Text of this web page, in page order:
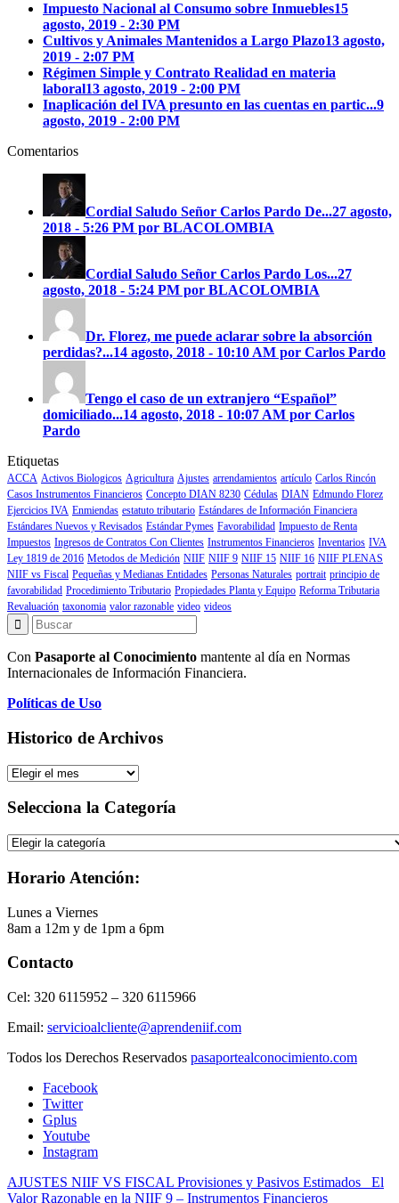
Impuesto Nacional al Consumo sobre Inmuebles15
agosto, 2019 - 2:30 PM
Cultivos y Animales Mantenidos a Largo Plazo13 agosto,
2019 - 2:07 PM
Régimen Simple y Contrato Realidad en materia
laboral13 agosto, 2019 - 2:00 PM
Inaplicación del IVA presunto en las cuentas en partic...9
agosto, 2019 - 2:00 PM
Comentarios
Cordial Saludo Señor Carlos Pardo De...27 agosto,
2018 - 5:26 PM por BLACOLOMBIA
Cordial Saludo Señor Carlos Pardo Los...27
agosto, 2018 - 5:24 PM por BLACOLOMBIA
Dr. Florez, me puede aclarar sobre la absorción
perdidas?...14 agosto, 2018 - 10:10 AM por Carlos Pardo
Tengo el caso de un extranjero “Español”
domiciliado...14 agosto, 2018 - 10:07 AM por Carlos
Pardo
Etiquetas
ACCA Activos Biologicos Agricultura Ajustes arrendamientos artículo Carlos Rincón
Casos Instrumentos Financieros Concepto DIAN 8230 Cédulas DIAN Edmundo Florez
Ejercicios IVA Enmiendas estatuto tributario Estándares de Información Financiera
Estándares Nuevos y Revisados Estándar Pymes Favorabilidad Impuesto de Renta
Impuestos Ingresos de Contratos Con Clientes Instrumentos Financieros Inventarios IVA
Ley 1819 de 2016 Metodos de Medición NIIF NIIF 9 NIIF 15 NIIF 16 NIIF PLENAS
NIIF vs Fiscal Pequeñas y Medianas Entidades Personas Naturales portrait principio de
favorabilidad Procedimiento Tributario Propiedades Planta y Equipo Reforma Tributaria
Revaluación taxonomia valor razonable video videos
Con Pasaporte al Conocimiento mantente al día en Normas
Internacionales de Información Financiera.
Políticas de Uso
Historico de Archivos
Historico
Archivos
Selecciona la Categoría
Selecciona
Categoría
Horario Atención:
Lunes a Viernes
8am a 12m y de 1pm a 6pm
Contacto
Cel: 320 6115952 – 320 6115966
Email: servicioalcliente@aprendeniif.com
Todos los Derechos Reservados pasaportealconocimiento.com
Facebook
Twitter
Gplus
Youtube
Instagram
AJUSTES NIIF VS FISCAL Provisiones y Pasivos Estimados
El
Valor Razonable en la NIIF 9 – Instrumentos Financieros